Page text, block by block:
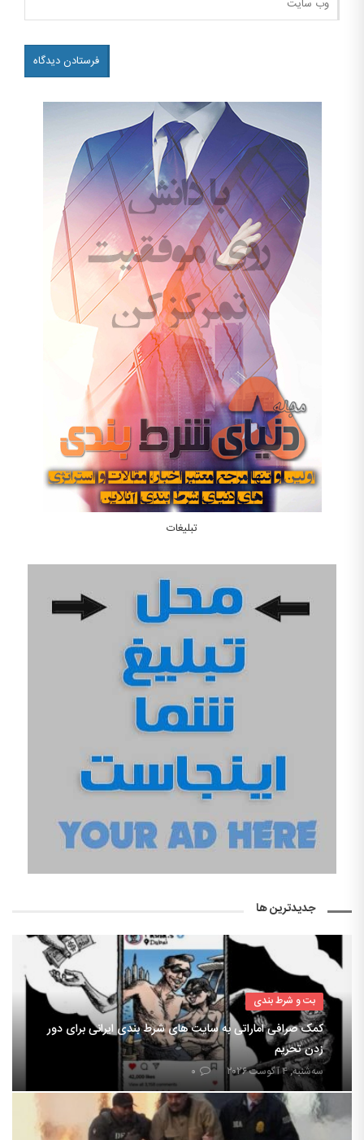
تبلیغات
جدیدترین ها
بت و شرط بندی
کمک صرافی اماراتی به سایت های شرط بندی ایرانی برای دور
زدن تحریم
سه‌شنبه, ۴ آگوست ۲۰۲۶ ۰